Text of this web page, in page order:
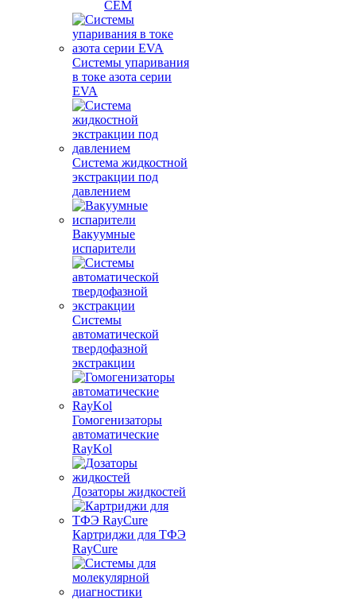
CEM
Системы упаривания
в токе азота серии
EVA
Система жидкостной
экстракции под
давлением
Вакуумные
испарители
Системы
автоматической
твердофазной
экстракции
Гомогенизаторы
автоматические
RayKol
Дозаторы жидкостей
Картриджи для ТФЭ
RayCure